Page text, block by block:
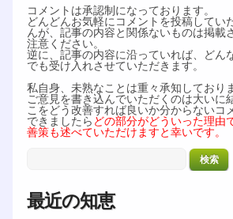
コメントは承認制になっております。
どんどんお気軽にコメントを投稿してい
んが、記事の内容と関係ないものは掲載
注意ください。
逆に、記事の内容に沿っていれば、どん
でも受け入れさせていただきます。
私自身、未熟なことは重々承知しており
ご意見を書き込んでいただくのは大いに
こをどう改善すれば良いか分からないコ
できましたら どの部分がどういった理由
善策も述べていただけますと幸いです。
最近の知恵